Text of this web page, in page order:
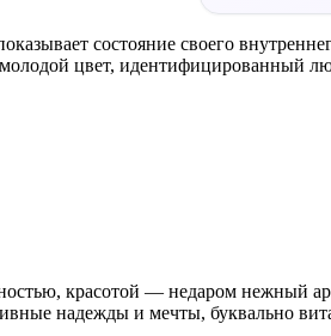
состояние своего
цвет, идентифицированный
красотой — недаром нежный
надежды и мечты, буквально